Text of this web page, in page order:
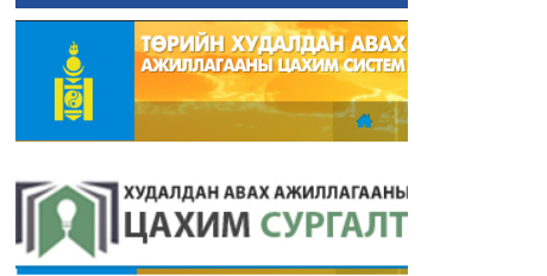
Аймгийн Засаг даргын
2024-2028 оны үйл
Аймгийн Засаг даргын
2024-2028 оны үйл